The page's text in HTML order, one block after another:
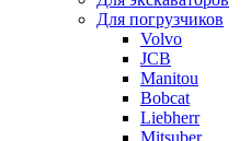
Для погрузчиков
Volvo
JCB
Manitou
Bobcat
Liebherr
Mitsuber